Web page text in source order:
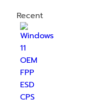
Recent